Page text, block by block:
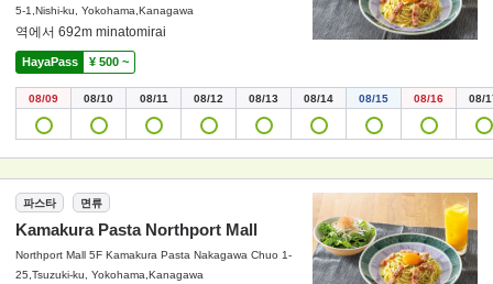
5-1,Nishi-ku, Yokohama,Kanagawa
역에서 692m minatomirai
HayaPass ¥ 500 ~
08/09 08/10 08/11 08/12 08/13 08/14 08/15 08/16 08/
파스타 면류
Kamakura Pasta Northport Mall
Northport Mall 5F Kamakura Pasta Nakagawa Chuo 1-
25,Tsuzuki-ku, Yokohama,Kanagawa